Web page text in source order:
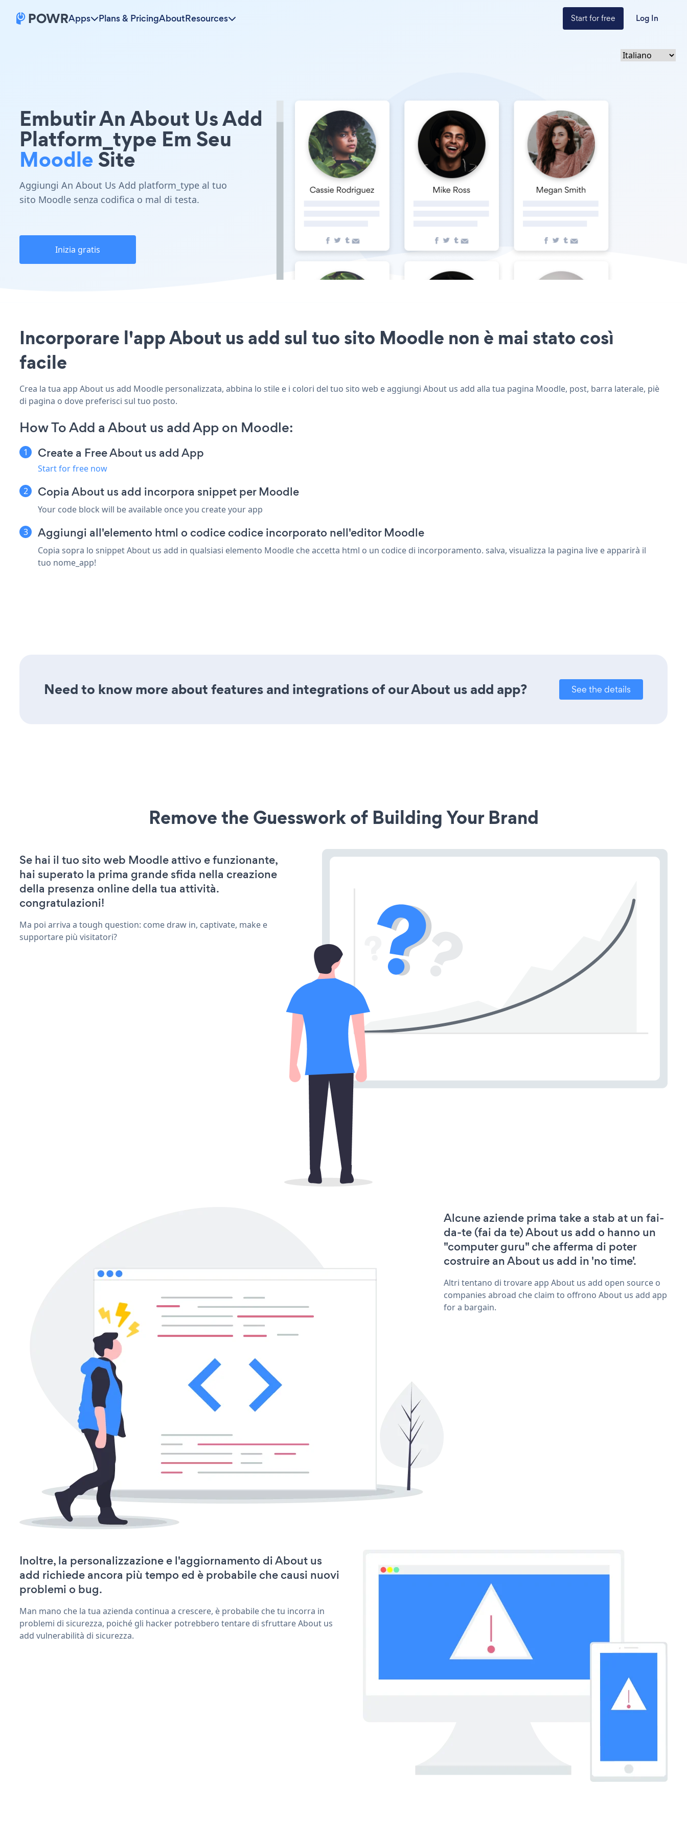
Apps Plans & PricingAboutResources Start for free Log In
Embutir An About Us Add
Platform_type Em Seu
MoodleSite
Aggiungi An About Us Add platform_type al tuo
sito Moodle senza codifica o mal di testa.
Inizia gratis
Incorporare l'app About us add sul tuo sito Moodle non è mai stato così
facile
Crea la tua app About us add Moodle personalizzata, abbina lo stile e i colori del tuo sito web e aggiungi About us add alla tua pagina Moodle, post, barra laterale, piè
di pagina o dove preferisci sul tuo posto.
How To Add a About us add App on Moodle:
Create a Free About us add App
Start for free now
Copia About us add incorpora snippet per Moodle
Your code block will be available once you create your app
Aggiungi all'elemento html o codice codice incorporato nell'editor Moodle
Copia sopra lo snippet About us add in qualsiasi elemento Moodle che accetta html o un codice di incorporamento. salva, visualizza la pagina live e apparirà il
tuo nome_app!
Need to know more about features and integrations of our About us add app? See the details
Remove the Guesswork of Building Your Brand
Se hai il tuo sito web Moodle attivo e funzionante,
hai superato la prima grande sfida nella creazione
della presenza online della tua attività.
congratulazioni!
Ma poi arriva a tough question: come draw in, captivate, make e
supportare più visitatori?
Alcune aziende prima take a stab at un fai-
da-te (fai da te) About us add o hanno un
"computer guru" che afferma di poter
costruire an About us add in 'no time'.
Altri tentano di trovare app About us add open source o
companies abroad che claim to offrono About us add app
for a bargain.
Inoltre, la personalizzazione e l'aggiornamento di About us
add richiede ancora più tempo ed è probabile che causi nuovi
problemi o bug.
Man mano che la tua azienda continua a crescere, è probabile che tu incorra in
problemi di sicurezza, poiché gli hacker potrebbero tentare di sfruttare About us
add vulnerabilità di sicurezza.